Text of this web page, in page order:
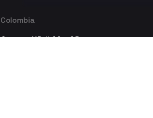
Colombia
Carrera 11B # 99 - 25